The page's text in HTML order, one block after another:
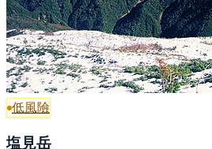
低風險
塩見岳